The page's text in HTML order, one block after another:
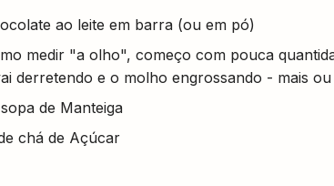
ao leite em barra (ou em pó)
medir "a olho", começo com pouca
derretendo e o molho engrossando - mais
de Manteiga
chá de Açúcar